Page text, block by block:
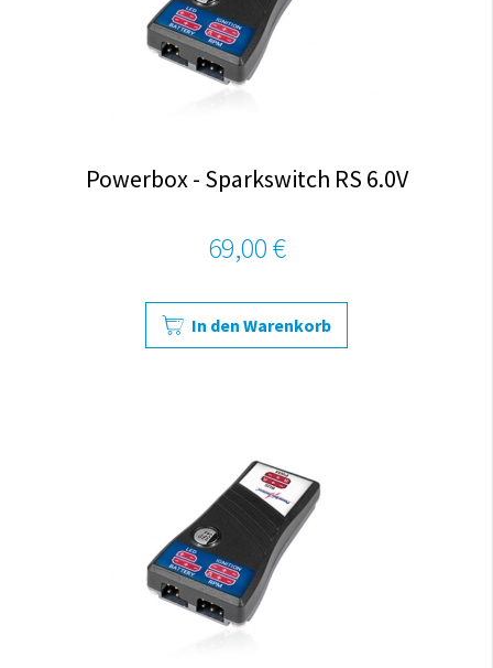
Powerbox - Sparkswitch RS 6.0V
69,00 €
In den Warenkorb